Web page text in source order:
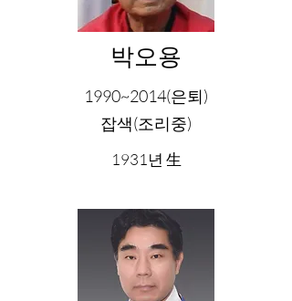
박오용
1990~2014(은퇴)
잡색(조리중)
1931년 生